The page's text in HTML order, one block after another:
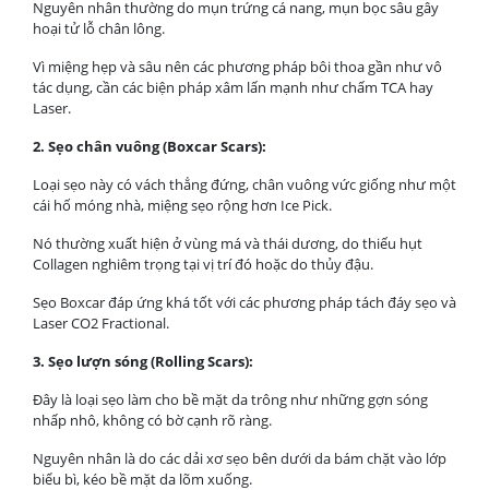
Nguyên nhân thường do mụn trứng cá nang, mụn bọc sâu gây
hoại tử lỗ chân lông.
Vì miệng hẹp và sâu nên các phương pháp bôi thoa gần như vô
tác dụng, cần các biện pháp xâm lấn mạnh như chấm TCA hay
Laser.
2. Sẹo chân vuông (Boxcar Scars):
Loại sẹo này có vách thẳng đứng, chân vuông vức giống như một
cái hố móng nhà, miệng sẹo rộng hơn Ice Pick.
Nó thường xuất hiện ở vùng má và thái dương, do thiếu hụt
Collagen nghiêm trọng tại vị trí đó hoặc do thủy đậu.
Sẹo Boxcar đáp ứng khá tốt với các phương pháp tách đáy sẹo và
Laser CO2 Fractional.
3. Sẹo lượn sóng (Rolling Scars):
Đây là loại sẹo làm cho bề mặt da trông như những gợn sóng
nhấp nhô, không có bờ cạnh rõ ràng.
Nguyên nhân là do các dải xơ sẹo bên dưới da bám chặt vào lớp
biểu bì, kéo bề mặt da lõm xuống.